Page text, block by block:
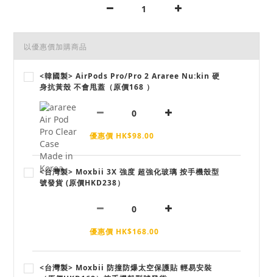
以優惠價加購商品
<韓國製> AirPods Pro/Pro 2 Araree Nu:kin 硬
身抗黃殼 不會甩蓋（原價168 ）
優惠價 HK$98.00
<台灣製> Moxbii 3X 強度 超強化玻璃 按手機殼型
號發貨 (原價HKD238）
優惠價 HK$168.00
<台灣製> Moxbii 防撞防爆太空保護貼 輕易安裝